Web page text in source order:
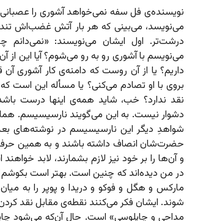
نویسنده‌ی فل سفه نمی‌خواهد آشوری را
می‌نویسد، می‌بینی که هر بار آتش غضب‌اش
درشت‌تر. اول ایشان می‌نویسند: «نمی‌دانم
می‌نویسم با آشوری رو به رو می‌شوم؟ آیا این
داریم؟ یا از آن روست که دامنه‌ی کار آشوری
بروی با او تصادم می‌کنی؟ یا مسأله این است
نقد ندارد؟ خب، شاید همه‌ی اینها درست
دشوار نیست. به این می‌گویند نارسیسیسم.
شواهدِ دیگر این نارسیسیسم در نوشته‌های
حضرت‌شان انصاف داشته باشند و به همین
و آن‌ها را بر خود نیز لازم بشمارند، لابد
در من دیده‌اند که چنین است. بهتر است بکوشم
مارکس و هگل و فوکو و دریدا و پوپر را به
شوند. ایشان فکر می‌کنند نقطه‌ی مقابل نقد کردن
مداحی و چاپلوسی» است. حال آن‌که می‌شود